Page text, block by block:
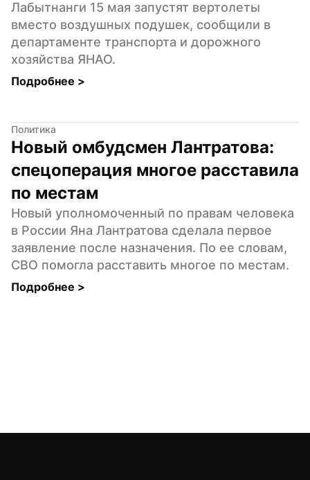
Лабытнанги 15 мая запустят вертолеты
вместо воздушных подушек, сообщили в
департаменте транспорта и дорожного
хозяйства ЯНАО.
Подробнее >
Политика
Новый омбудсмен Лантратова:
спецоперация многое расставила
по местам
Новый уполномоченный по правам человека
в России Яна Лантратова сделала первое
заявление после назначения. По ее словам,
СВО помогла расставить многое по местам.
Подробнее >